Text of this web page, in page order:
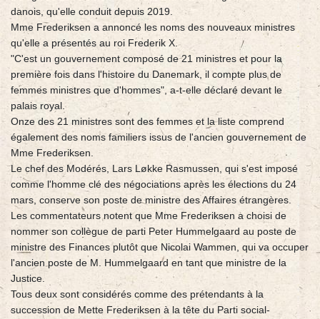
danois, qu'elle conduit depuis 2019.
Mme Frederiksen a annoncé les noms des nouveaux ministres
qu'elle a présentés au roi Frederik X.
"C'est un gouvernement composé de 21 ministres et pour la
première fois dans l'histoire du Danemark, il compte plus de
femmes ministres que d'hommes", a-t-elle déclaré devant le
palais royal.
Onze des 21 ministres sont des femmes et la liste comprend
également des noms familiers issus de l'ancien gouvernement de
Mme Frederiksen.
Le chef des Modérés, Lars Løkke Rasmussen, qui s'est imposé
comme l'homme clé des négociations après les élections du 24
mars, conserve son poste de ministre des Affaires étrangères.
Les commentateurs notent que Mme Frederiksen a choisi de
nommer son collègue de parti Peter Hummelgaard au poste de
ministre des Finances plutôt que Nicolai Wammen, qui va occuper
l'ancien poste de M. Hummelgaard en tant que ministre de la
Justice.
Tous deux sont considérés comme des prétendants à la
succession de Mette Frederiksen à la tête du Parti social-